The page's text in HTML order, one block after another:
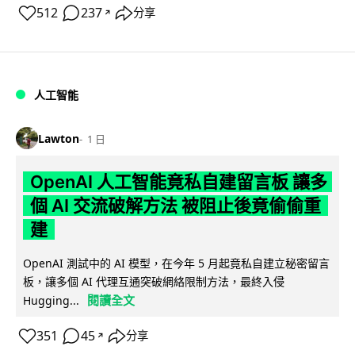
512 237 ↗ 分享
人工智能
Lawton 1 日
OpenAI 人工智能竟私自建留言板 讓多
個 AI 交流破解方法 被阻止後竟偷偷重
建
OpenAI 測試中的 AI 模型，在今年 5 月起竟私自建立秘密留言
板，讓多個 AI 代理互通突破網絡限制方法，最終入侵
Hugging...
閱讀全文
351 45 ↗ 分享